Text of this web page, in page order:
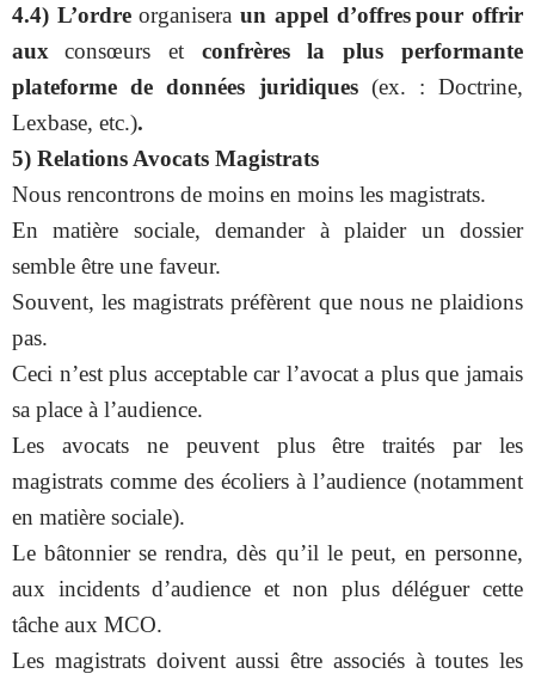
4.4) L’ordreorganisera un appel d’offres pour offrir
aux
consœurs et confrèresla plus performante
plateformede données juridiques (ex. : Doctrine,
Lexbase, etc.).
5) Relations Avocats Magistrats
Nous rencontrons de moins en moins les magistrats.
En matière sociale, demander à plaider un dossier
semble être une faveur.
Souvent, les magistrats préfèrent que nous ne plaidions
pas.
Ceci n’est plus acceptable car l’avocat a plus que jamais
sa place à l’audience.
Les avocats ne peuvent plus être traités par les
magistrats comme des écoliers à l’audience (notamment
en matière sociale).
Le bâtonnier se rendra, dès qu’il le peut, en personne,
aux incidents d’audience et non plus déléguer cette
tâche aux MCO.
Les magistrats doivent aussi être associés à toutes les